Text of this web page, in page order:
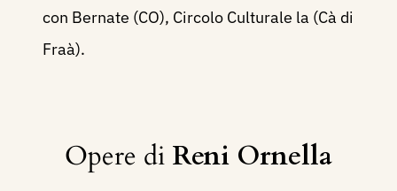
con Bernate (CO), Circolo Culturale la (Cà di
Fraà).
Opere di Reni Ornella